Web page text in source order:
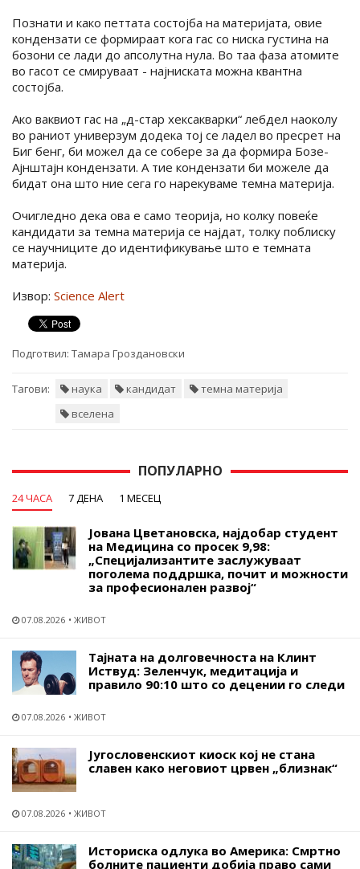
Познати и како петтата состојба на материјата, овие
кондензати се формираат кога гас со ниска густина на
бозони се лади до апсолутна нула. Во таа фаза атомите
во гасот се смируваат - најниската можна квантна
состојба.
Ако ваквиот гас на „д-стар хексакварки“ лебдел наоколу
во раниот универзум додека тој се ладел во пресрет на
Биг бенг, би можел да се собере за да формира Бозе-
Ајнштајн кондензати. А тие кондензати би можеле да
бидат она што ние сега го нарекуваме темна материја.
Очигледно дека ова е само теорија, но колку повеќе
кандидати за темна материја се најдат, толку поблиску
се научниците до идентификување што е темната
материја.
Извор: Science Alert
Подготвил: Тамара Гроздановски
Тагови: наука кандидат
темна материја
вселена
ПОПУЛАРНО
24 ЧАСА 7 ДЕНА 1 МЕСЕЦ
Јована Цветановска, најдобар студент
на Медицина со просек 9,98:
„Специјализантите заслужуваат
поголема поддршка, почит и можности
за професионален развој“
07.08.2026 ЖИВОТ
Тајната на долговечноста на Клинт
Иствуд: Зеленчук, медитација и
правило 90:10 што со децении го следи
07.08.2026 ЖИВОТ
Југословенскиот киоск кој не стана
славен како неговиот црвен „близнак“
07.08.2026 ЖИВОТ
Историска одлука во Америка: Смртно
болните пациенти добија право сами